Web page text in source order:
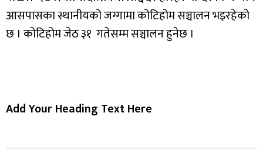
आसपासका स्थानीयको जग्गामा कोटिहोम सञ्चालन भइरहेको
छ । कोटिहोम जेठ ३१ गतेसम्म सञ्चालन हुनेछ ।
Add Your Heading Text Here